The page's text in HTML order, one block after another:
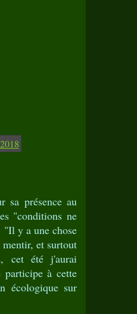
présence au
"conditions ne
"Il y a une chose
et surtout
cet été j'aurai
participe à cette
écologique sur